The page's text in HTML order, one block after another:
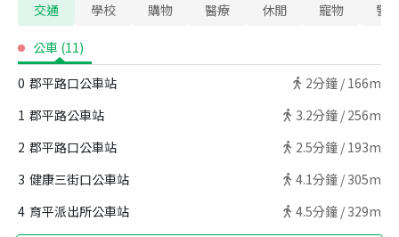
交通 學校 購物 醫療 休閒 寵物 警
公車 (11)
0 郡平路口公車站 2分鐘 / 166m
1 郡平路公車站 3.2分鐘 / 256m
2 郡平路口公車站 2.5分鐘 / 193m
3 健康三街口公車站 4.1分鐘 / 305m
4 育平派出所公車站 4.5分鐘 / 329m